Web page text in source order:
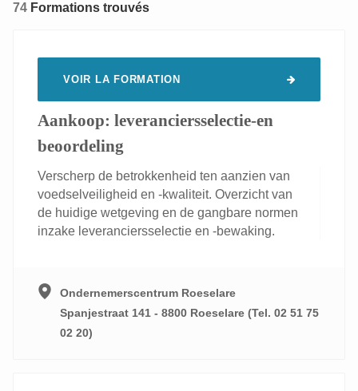
Technologie alimentaire
74 Formations trouvés
VOIR LA FORMATION
Aankoop: leveranciersselectie-en
beoordeling
Verscherp de betrokkenheid ten aanzien van
voedselveiligheid en -kwaliteit. Overzicht van
de huidige wetgeving en de gangbare normen
inzake leveranciersselectie en -bewaking.
Ondernemerscentrum Roeselare
Spanjestraat 141 - 8800 Roeselare (Tel. 02 51 75
02 20)